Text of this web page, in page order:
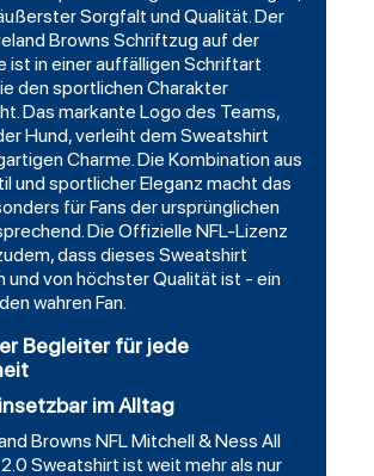
Sorgfalt und Qualität. Der
Browns Schriftzug auf der
ist in einer auffälligen Schriftart
den sportlichen Charakter
Das markante Logo des Teams,
Hund, verleiht dem Sweatshirt
Charme. Die Kombination aus
und sportlicher Eleganz macht das
für Fans der ursprünglichen
Die Offizielle NFL-Lizenz
dass dieses Sweatshirt
und von höchster Qualität ist - ein
wahren Fan.
Begleiter für jede
im Alltag
Browns NFL Mitchell & Ness All
Sweatshirt ist weit mehr als nur